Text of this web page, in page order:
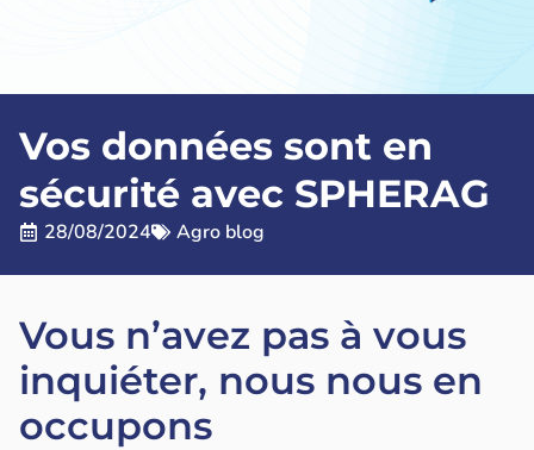
Vos données sont en
sécurité avec SPHERAG
28/08/2024 Agro blog
Vous n’avez pas à vous
inquiéter, nous nous en
occupons